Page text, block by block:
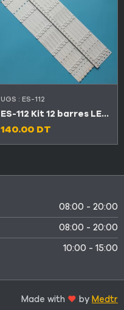
UGS : ES-112
ES-112 Kit 12 barres LED TV CONDOR 55″ 5LED+6LED 3V LED55C4500 / LED55C6600
140.00 DT
08:00 - 20:00
08:00 - 20:00
10:00 - 15:00
Made with by Medtr